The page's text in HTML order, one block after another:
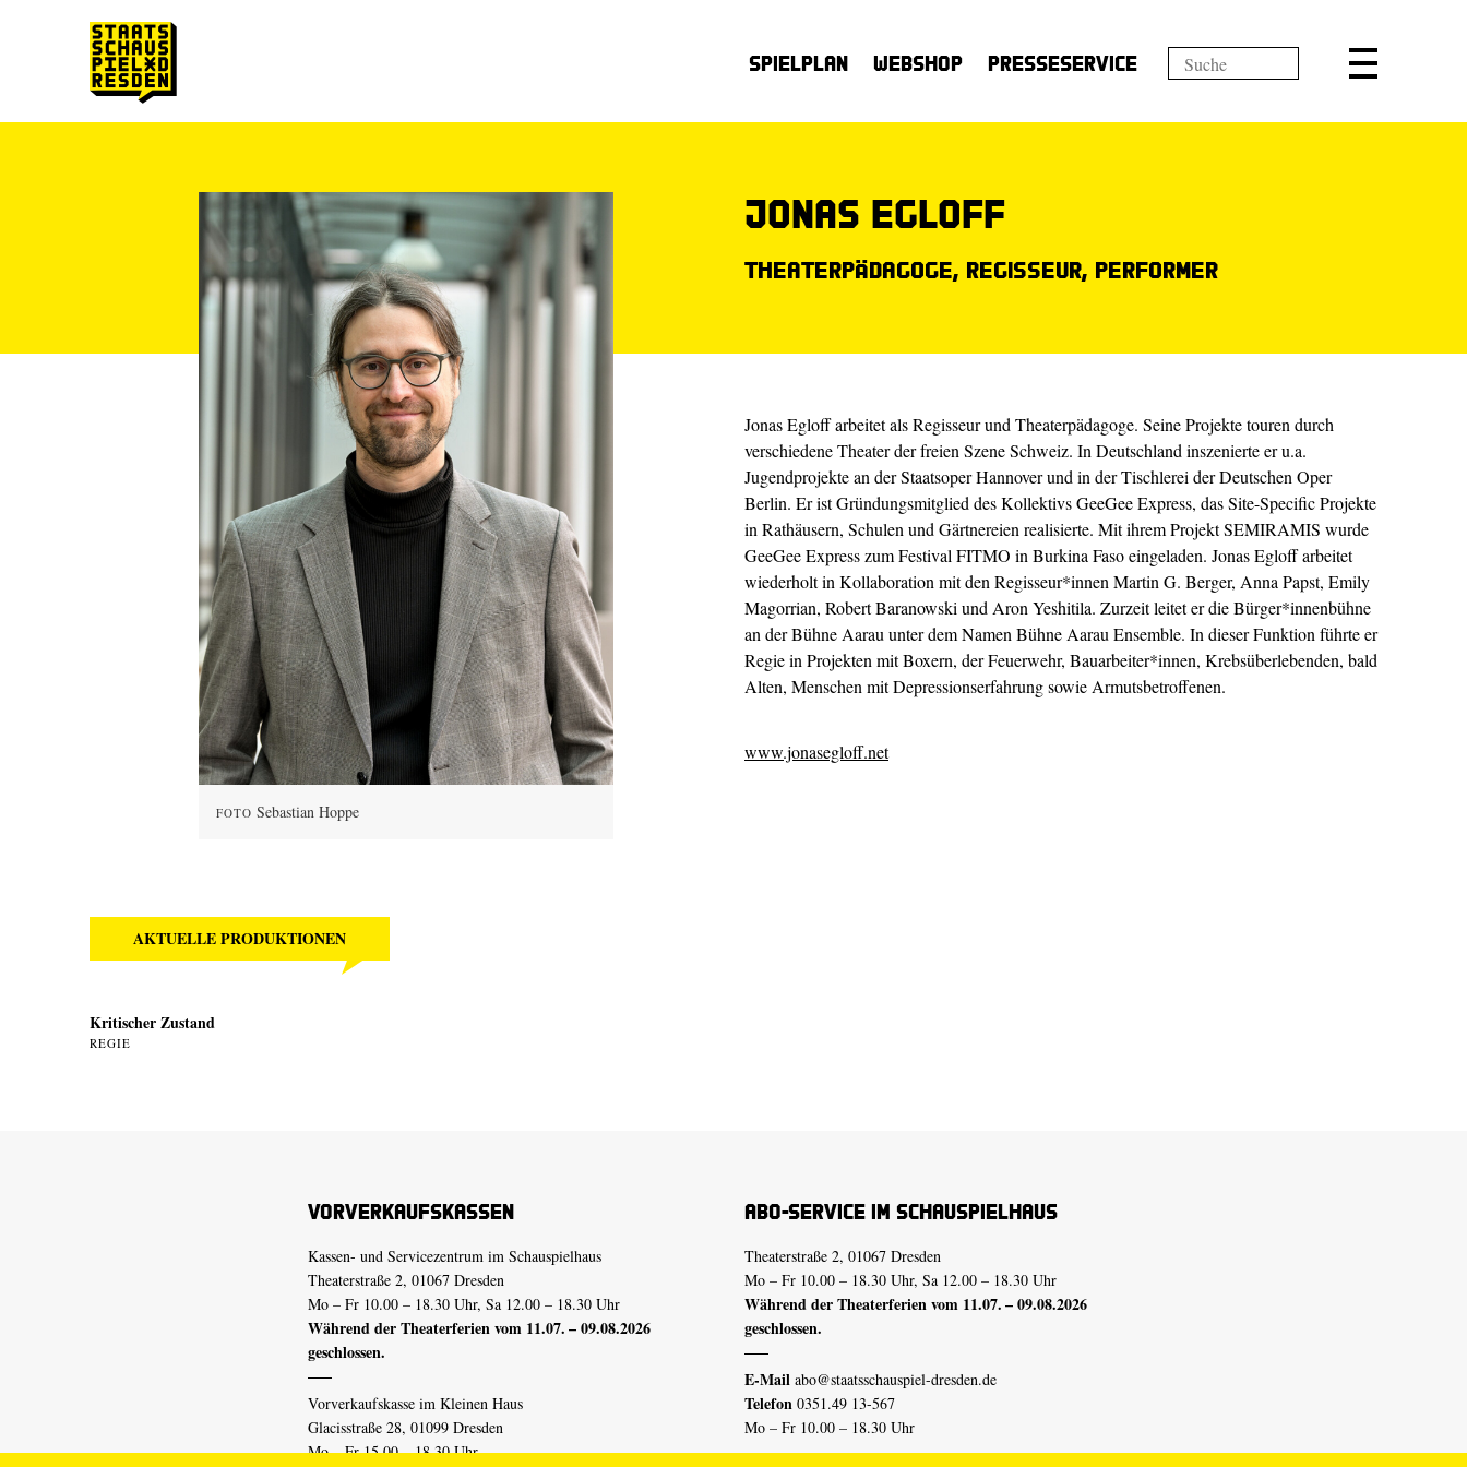
Spielplan Webshop Presseservice
FOTO Sebastian Hoppe
Jonas Egloff
Theaterpädagoge, Regisseur, Performer
Jonas Egloff arbeitet als Regisseur und Theaterpädagoge. Seine Projekte touren durch
verschiedene Theater der freien Szene Schweiz. In Deutschland inszenierte er u.a.
Jugendprojekte an der Staatsoper Hannover und in der Tischlerei der Deutschen Oper
Berlin. Er ist Gründungsmitglied des Kollektivs GeeGee Express, das Site-Specific Projekte
in Rathäusern, Schulen und Gärtnereien realisierte. Mit ihrem Projekt SEMIRAMIS wurde
GeeGee Express zum Festival FITMO in Burkina Faso eingeladen. Jonas Egloff arbeitet
wiederholt in Kollaboration mit den Regisseur*innen Martin G. Berger, Anna Papst, Emily
Magorrian, Robert Baranowski und Aron Yeshitila. Zurzeit leitet er die Bürger*innenbühne
an der Bühne Aarau unter dem Namen Bühne Aarau Ensemble. In dieser Funktion führte er
Regie in Projekten mit Boxern, der Feuerwehr, Bauarbeiter*innen, Krebsüberlebenden, bald
Alten, Menschen mit Depressionserfahrung sowie Armutsbetroffenen.
www.jonasegloff.net
AKTUELLE PRODUKTIONEN
Kritischer Zustand
REGIE
Vorverkaufskassen
Kassen- und Servicezentrum im Schauspielhaus
Theaterstraße 2, 01067 Dresden
Mo – Fr 10.00 – 18.30 Uhr, Sa 12.00 – 18.30 Uhr
Während der Theaterferien vom 11.07. – 09.08.2026
geschlossen.
Vorverkaufskasse im Kleinen Haus
Glacisstraße 28, 01099 Dresden
Mo – Fr 15.00 – 18.30 Uhr
Abo-Service im Schauspielhaus
Theaterstraße 2, 01067 Dresden
Mo – Fr 10.00 – 18.30 Uhr, Sa 12.00 – 18.30 Uhr
Während der Theaterferien vom 11.07. – 09.08.2026
geschlossen.
E-Mail abo@staatsschauspiel-dresden.de
Telefon 0351.49 13-567
Mo – Fr 10.00 – 18.30 Uhr